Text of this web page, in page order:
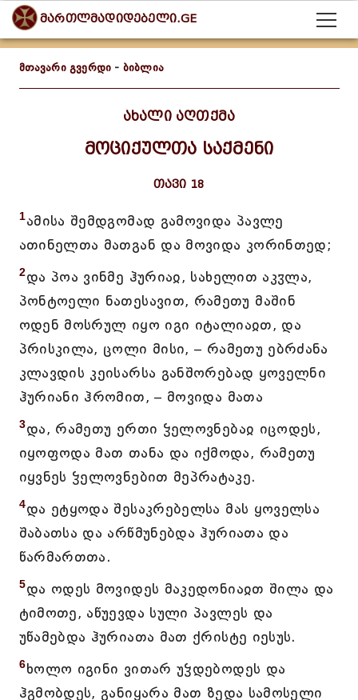
მართლმადიდებელი.GE
მთავარი გვერდი - ბიბლია
ახალი აღთქმა
მოციქულთა საქმენი
თავი 18
1ამისა შემდგომად გამოვიდა პავლე
ათინელთა მათგან და მოვიდა კორინთედ;
2და პოა ვინმე ჰურიაჲ, სახელით აკჳლა,
პონტოელი ნათესავით, რამეთუ მაშინ
ოდენ მოსრულ იყო იგი იტალიაჲთ, და
პრისკილა, ცოლი მისი, – რამეთუ ებრძანა
კლავდის კეისარსა განშორებად ყოველნი
ჰურიანი ჰრომით, – მოვიდა მათა
3და, რამეთუ ერთი ჴელოვნებაჲ იცოდეს,
იყოფოდა მათ თანა და იქმოდა, რამეთუ
იყვნეს ჴელოვნებით მეპრატაკე.
4და ეტყოდა შესაკრებელსა მას ყოველსა
შაბათსა და არწმუნებდა ჰურიათა და
წარმართთა.
5და ოდეს მოვიდეს მაკედონიაჲთ შილა და
ტიმოთე, აწუევდა სული პავლეს და
უწამებდა ჰურიათა მათ ქრისტე იესუს.
6ხოლო იგინი ვითარ უჴდებოდეს და
ჰგმობდეს, განიყარა მათ ზედა სამოსელი